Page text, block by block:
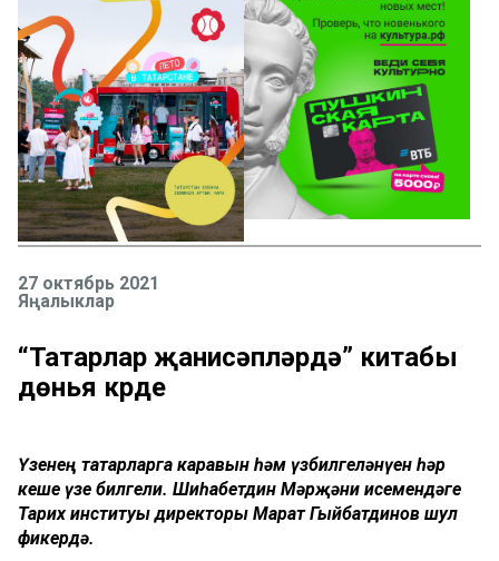
27 октябрь 2021
Яңалыклар
“Татарлар җанисәпләрдә” китабы
дөнья күрде
Үзенең татарларга каравын һәм үзбилгеләнүен һәр
кеше үзе билгели. Шиһабетдин Мәрҗәни исемендәге
Тарих институы директоры Марат Гыйбатдинов шул
фикердә.